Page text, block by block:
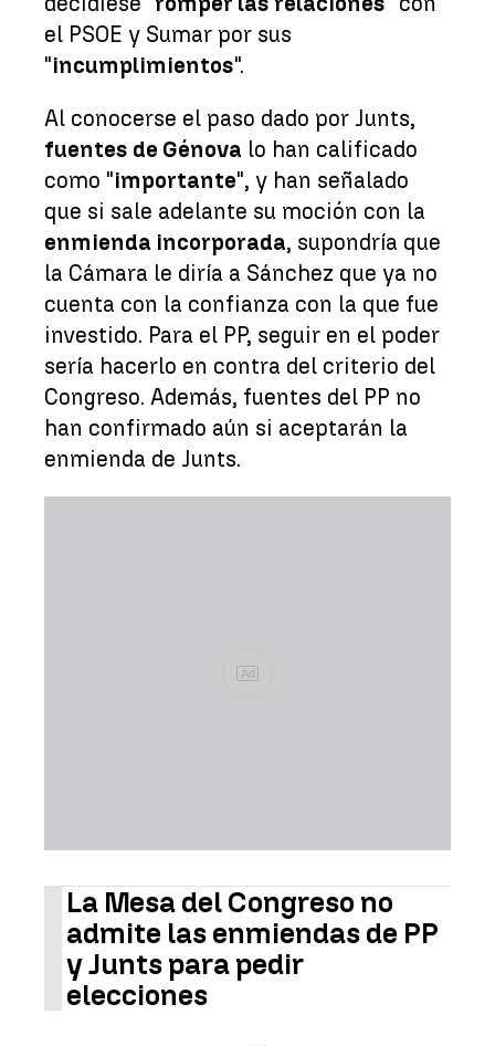
el PSOE y Sumar por sus
"incumplimientos".
Al conocerse el paso dado por Junts,
fuentes de Génova lo han calificado
como "importante", y han señalado
que si sale adelante su moción con la
enmienda incorporada, supondría que
la Cámara le diría a Sánchez que ya no
cuenta con la confianza con la que fue
investido. Para el PP, seguir en el poder
sería hacerlo en contra del criterio del
Congreso. Además, fuentes del PP no
han confirmado aún si aceptarán la
enmienda de Junts.
Ad
La Mesa del Congreso no
admite las enmiendas de PP
y Junts para pedir
elecciones